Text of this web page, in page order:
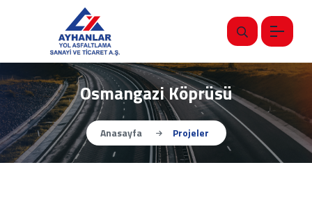
Osmangazi Köprüsü
Anasayfa Projeler